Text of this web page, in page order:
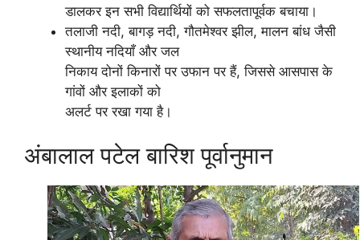
डालकर इन सभी विद्यार्थियों को सफलतापूर्वक बचाया।
तलाजी नदी, बागड़ नदी, गौतमेश्वर झील, मालन बांध जैसी
स्थानीय नदियाँ और जल
निकाय दोनों किनारों पर उफान पर हैं, जिससे आसपास के
गांवों और इलाकों को
अलर्ट पर रखा गया है।
अंबालाल पटेल बारिश पूर्वानुमान